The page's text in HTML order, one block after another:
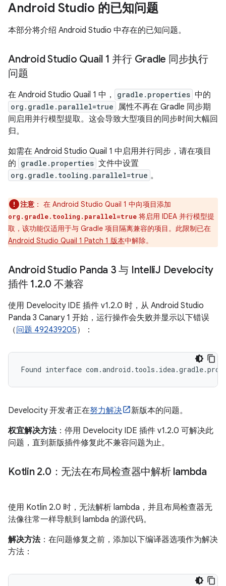
Android Studio 的已知问题
本部分将介绍 Android Studio 中存在的已知问题。
Android Studio Quail 1 并行 Gradle 同步执行
问题
在 Android Studio Quail 1 中， gradle.properties 中的
org.gradle.parallel=true 属性不再在 Gradle 同步期
间启用并行模型提取。这会导致大型项目的同步时间大幅回
归。
如需在 Android Studio Quail 1 中启用并行同步，请在项目
的 gradle.properties 文件中设置
org.gradle.tooling.parallel=true 。
注意 ： 在 Android Studio Quail 1 中向项目添加
org.gradle.tooling.parallel=true 将启用 IDEA 并行模型提
取，该功能仅适用于与 Gradle 项目隔离兼容的项目。此限制已在
Android Studio Quail 1 Patch 1 版本中解除。
Android Studio Panda 3 与 IntelliJ Develocity
插件 1.2.0 不兼容
使用 Develocity IDE 插件 v1.2.0 时，从 Android Studio
Panda 3 Canary 1 开始，运行操作会失败并显示以下错误
（问题 492439205）：
Develocity 开发者正在努力解决
新版本的问题。
权宜解决方法：停用 Develocity IDE 插件 v1.2.0 可解决此
问题，直到新版插件修复此不兼容问题为止。
Kotlin 2.0：无法在布局检查器中解析 lambda
使用 Kotlin 2.0 时，无法解析 lambda，并且布局检查器无
法像往常一样导航到 lambda 的源代码。
解决方法：在问题修复之前，添加以下编译器选项作为解决
方法：